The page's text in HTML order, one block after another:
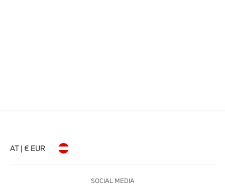
AT | € EUR
SOCIAL MEDIA